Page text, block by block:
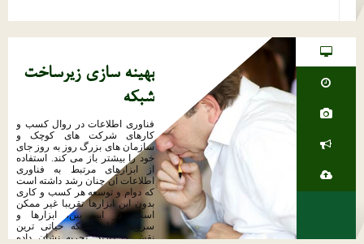
بهینه سازی زیرساخت
شبکه
فناوری اطلاعات در روال کسب و
کارهای شرکت های کوچک و
سازمان های بزرگ روز به روز جای
خود را بیشتر باز می کند. استفاده
از ابزارهای مرتبط به فناوری
اطلاعات آن چنان رشد داشته است
که دوام و توسعه هر کسب و کاری
بدون این ابزارها تقریبا غیر ممکن
است. در این بین، ابزارها و
سرویس های شبکه حیاتی ترین
نقش را دارند. تجربه نشان داده